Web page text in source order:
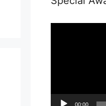
00:00